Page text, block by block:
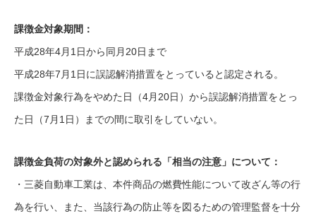
課徴金対象期間：
平成28年4月1日から同月20日まで
平成28年7月1日に誤認解消措置をとっていると認定される。
課徴金対象行為をやめた日（4月20日）から誤認解消措置をとっ
た日（7月1日）までの間に取引をしていない。
課徴金負荷の対象外と認められる「相当の注意」について：
・三菱自動車工業は、本件商品の燃費性能について改ざん等の行
為を行い、また、当該行為の防止等を図るための管理監督を十分